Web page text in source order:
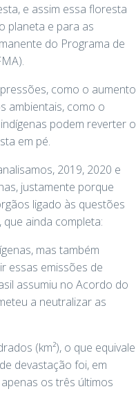
e assim essa floresta
planeta e para as
do Programa de
como o aumento
ambientais, como o
podem reverter o
em pé.
2019, 2020 e
justamente porque
ligado às questões
ainda completa:
mas também
essas emissões de
assumiu no Acordo do
a neutralizar as
(km²), o que equivale
devastação foi, em
os três últimos